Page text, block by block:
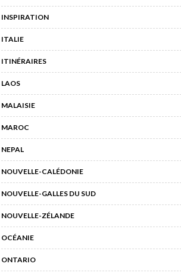
INSPIRATION
ITALIE
ITINÉRAIRES
LAOS
MALAISIE
MAROC
NEPAL
NOUVELLE-CALÉDONIE
NOUVELLE-GALLES DU SUD
NOUVELLE-ZÉLANDE
OCÉANIE
ONTARIO